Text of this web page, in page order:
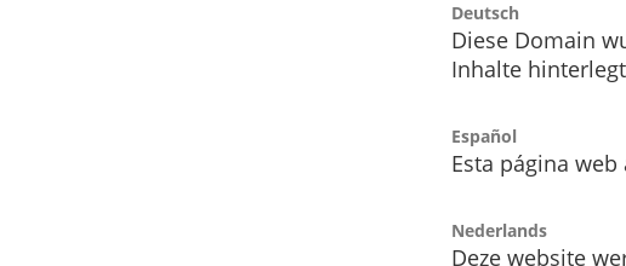
Deutsch
Diese Domain
Inhalte
Español
Esta página
Nederlands
Deze website